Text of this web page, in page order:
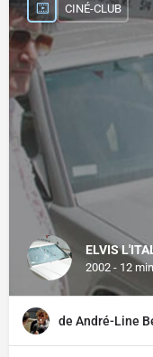
ELVIS
2002 - 12
CINÉ-CLUB
de André-Line